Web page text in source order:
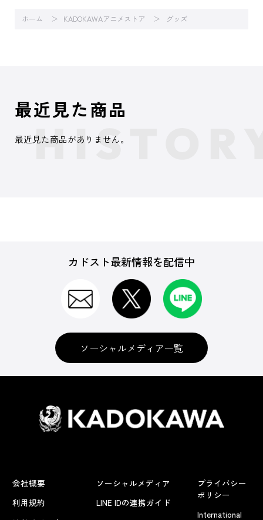
ホーム KADOKAWAアニメストア グッズ
最近見た商品
最近見た商品がありません。
カドスト最新情報を配信中
ソーシャルメディア一覧
会社概要
利用規約
ソーシャルメディア
LINE IDの連携ガイド
プライバシー
ポリシー
International